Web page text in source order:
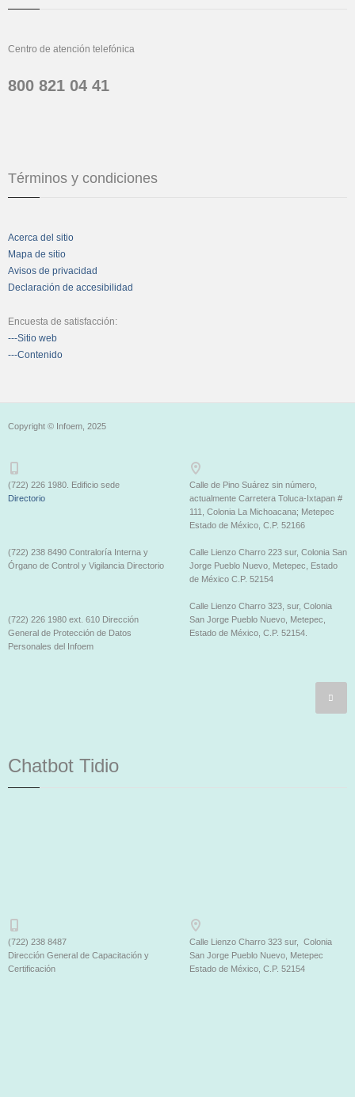
Centro de atención telefónica
800 821 04 41
Términos y condiciones
Acerca del sitio
Mapa de sitio
Avisos de privacidad
Declaración de accesibilidad
Encuesta de satisfacción:
---Sitio web
---Contenido
Copyright © Infoem, 2025
(722) 226 1980. Edificio sede
Directorio
(722) 238 8490 Contraloría Interna y
Órgano de Control y Vigilancia Directorio
(722) 226 1980 ext. 610 Dirección
General de Protección de Datos
Personales del Infoem
Calle de Pino Suárez sin número,
actualmente Carretera Toluca-Ixtapan #
111, Colonia La Michoacana; Metepec
Estado de México, C.P. 52166
Calle Lienzo Charro 223 sur, Colonia San
Jorge Pueblo Nuevo, Metepec, Estado
de México C.P. 52154
Calle Lienzo Charro 323, sur, Colonia
San Jorge Pueblo Nuevo, Metepec,
Estado de México, C.P. 52154.
Chatbot Tidio
(722) 238 8487
Dirección General de Capacitación y
Certificación
Calle Lienzo Charro 323 sur, Colonia
San Jorge Pueblo Nuevo, Metepec
Estado de México, C.P. 52154